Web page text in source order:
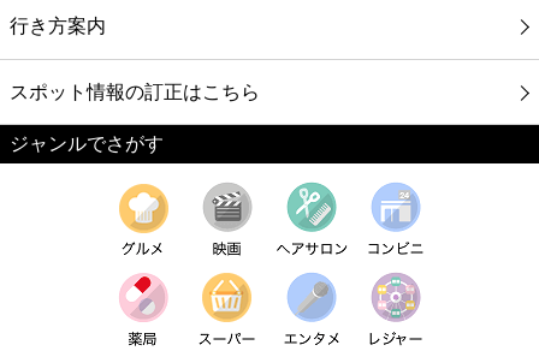
行き方案内
スポット情報の訂正はこちら
ジャンルでさがす